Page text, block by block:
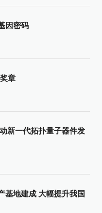
因密码
章
新一代拓扑量子器件发
基地建成 大幅提升我国